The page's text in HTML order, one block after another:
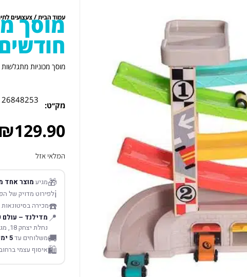
עמוד הבית/צעצועים
מוסך מכוניות מתגלשות 18
מק׳׳ט:
129.90
המלאי אזל
🎁מגיע מוצר אחד
ℹ️לפירוט מדויק של
☎️מכירה
📍 מדילנד – עולם
נחלת יצחק 18, מגדלי תל אביב
🚚משלוחים עד5 ימי עסקים
🛍️איסוף עצמי